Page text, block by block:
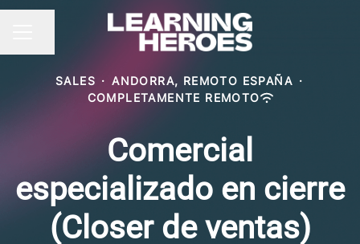
SALES · ANDORRA, REMOTO ESPAÑA ·
COMPLETAMENTE REMOTO
Comercial
especializado en cierre
(Closer de ventas)